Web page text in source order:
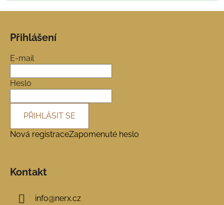
Přihlášení
E-mail
Heslo
PŘIHLÁSIT SE
Nová registraceZapomenuté heslo
Kontakt
info@nerx.cz